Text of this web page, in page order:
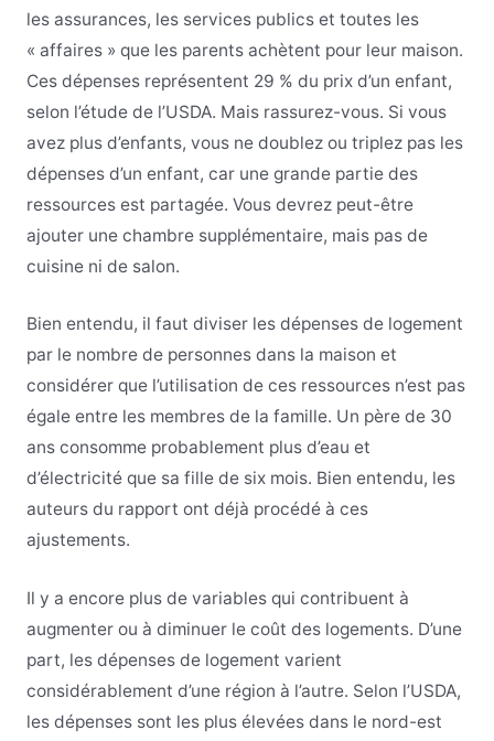
les assurances, les services publics et toutes les
« affaires » que les parents achètent pour leur maison.
Ces dépenses représentent 29 % du prix d’un enfant,
selon l’étude de l’USDA. Mais rassurez-vous. Si vous
avez plus d’enfants, vous ne doublez ou triplez pas les
dépenses d’un enfant, car une grande partie des
ressources est partagée. Vous devrez peut-être
ajouter une chambre supplémentaire, mais pas de
cuisine ni de salon.
Bien entendu, il faut diviser les dépenses de logement
par le nombre de personnes dans la maison et
considérer que l’utilisation de ces ressources n’est pas
égale entre les membres de la famille. Un père de 30
ans consomme probablement plus d’eau et
d’électricité que sa fille de six mois. Bien entendu, les
auteurs du rapport ont déjà procédé à ces
ajustements.
Il y a encore plus de variables qui contribuent à
augmenter ou à diminuer le coût des logements. D’une
part, les dépenses de logement varient
considérablement d’une région à l’autre. Selon l’USDA,
les dépenses sont les plus élevées dans le nord-est